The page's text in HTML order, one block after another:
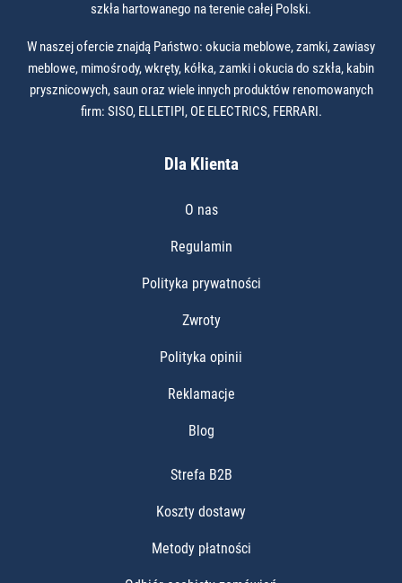
szkła hartowanego na terenie całej Polski.
W naszej ofercie znajdą Państwo: okucia meblowe, zamki, zawiasy
meblowe, mimośrody, wkręty, kółka, zamki i okucia do szkła, kabin
prysznicowych, saun oraz wiele innych produktów renomowanych
firm: SISO, ELLETIPI, OE ELECTRICS, FERRARI.
Dla Klienta
O nas
Regulamin
Polityka prywatności
Zwroty
Polityka opinii
Reklamacje
Blog
Strefa B2B
Koszty dostawy
Metody płatności